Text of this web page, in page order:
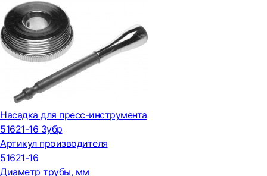
Насадка для пресс-инструмента
51621-16 Зубр
Артикул производителя
51621-16
Диаметр трубы, мм